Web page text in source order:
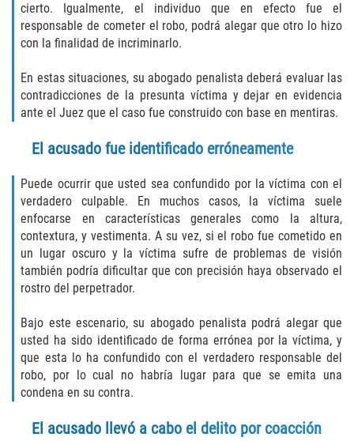
Sales and Transportation of a Controlled
Substance
DUI with Drugs
Firearm Crimes
Fraud Crimes
Auto Insurance Fraud
Check Fraud
Credit Card Fraud
Health Care Fraud
Real Estate Fraud
cierto. Igualmente, el individuo que en efecto fue el
responsable de cometer el robo, podrá alegar que otro lo hizo
con la finalidad de incriminarlo.
En estas situaciones, su abogado penalista deberá evaluar las
contradicciones de la presunta víctima y dejar en evidencia
ante el Juez que el caso fue construido con base en mentiras.
El acusado fue identificado erróneamente
Puede ocurrir que usted sea confundido por la víctima con el
verdadero culpable. En muchos casos, la víctima suele
enfocarse en características generales como la altura,
contextura, y vestimenta. A su vez, si el robo fue cometido en
un lugar oscuro y la víctima sufre de problemas de visión
también podría dificultar que con precisión haya observado el
rostro del perpetrador.
Bajo este escenario, su abogado penalista podrá alegar que
usted ha sido identificado de forma errónea por la víctima, y
que esta lo ha confundido con el verdadero responsable del
robo, por lo cual no habría lugar para que se emita una
condena en su contra.
El acusado llevó a cabo el delito por coacción